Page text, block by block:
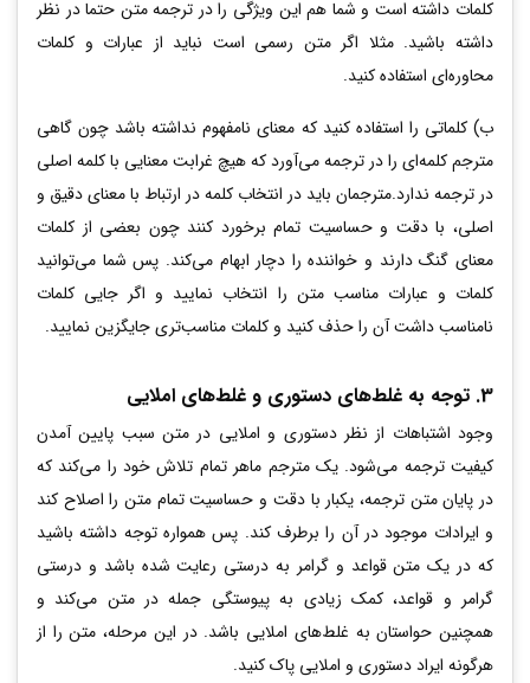
کلمات داشته است و شما هم این ویژگی را در ترجمه متن حتما در نظر
داشته باشید. مثلا اگر متن رسمی است نباید از عبارات و کلمات
محاوره‌ای استفاده کنید.
ب) کلماتی را استفاده کنید که معنای نامفهوم نداشته باشد چون گاهی
مترجم کلمه‎‌ای را در ترجمه می‌آورد که هیچ غرابت معنایی با کلمه اصلی
در ترجمه ندارد.مترجمان باید در انتخاب کلمه در ارتباط با معنای دقیق و
اصلی، با دقت و حساسیت تمام برخورد کنند چون بعضی از کلمات
معنای گنگ دارند و خواننده را دچار ابهام می‌کند. پس شما می‌توانید
کلمات و عبارات مناسب متن را انتخاب نمایید و اگر جایی کلمات
نامناسب داشت آن را حذف کنید و کلمات مناسب‌تری جایگزین نمایید.
3. توجه به غلط‌های دستوری و غلط‌های املایی
وجود اشتباهات از نظر دستوری و املایی در متن سبب پایین آمدن
کیفیت ترجمه می‌شود. یک مترجم ماهر تمام تلاش خود را می‌کند که
در پایان متن ترجمه، یکبار با دقت و حساسیت تمام متن را اصلاح کند
و ایرادات موجود در آن را برطرف کند. پس همواره توجه داشته باشید
که در یک متن قواعد و گرامر به درستی رعایت شده باشد و درستی
گرامر و قواعد، کمک زیادی به پیوستگی جمله در متن می‌کند و
همچنین حواستان به غلط‌های املایی باشد. در این مرحله، متن را از
هرگونه ایراد دستوری و املایی پاک کنید.